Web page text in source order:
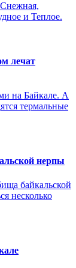
и Теплое.
лечат
на Байкале. А
термальные
нерпы
байкальской
несколько